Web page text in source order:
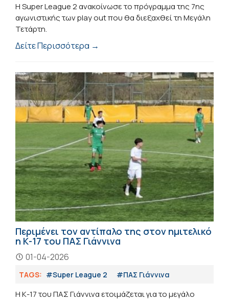
Η Super League 2 ανακοίνωσε το πρόγραμμα της 7ης
αγωνιστικής των play out που θα διεξαχθεί τη Μεγάλη
Τετάρτη.
Δείτε Περισσότερα →
Περιμένει τον αντίπαλο της στον ημιτελικό
η Κ-17 του ΠΑΣ Γιάννινα
01-04-2026
TAGS: #Super League 2 #ΠΑΣ Γιάννινα
Η Κ-17 του ΠΑΣ Γιάννινα ετοιμάζεται για το μεγάλο